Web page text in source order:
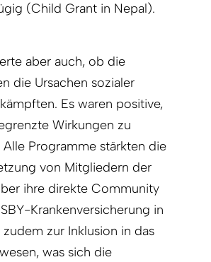
(Child Grant in Nepal).
aber auch, ob die
die Ursachen sozialer
Es waren positive,
Wirkungen zu
Programme stärkten die
von Mitgliedern der
ihre direkte Community
Krankenversicherung in
zur Inklusion in das
was sich die